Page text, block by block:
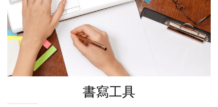
書寫工具